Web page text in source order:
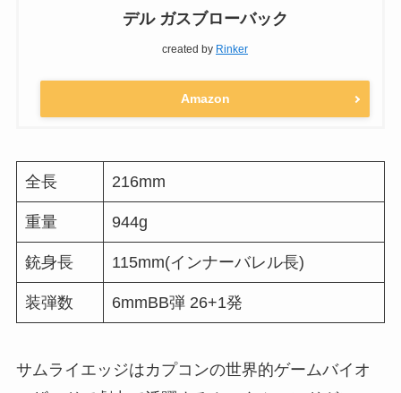
デル ガスブローバック
created by Rinker
Amazon
全長 216mm
重量 944g
銃身長 115mm(インナーバレル長)
装弾数 6mmBB弾 26+1発
サムライエッジはカプコンの世界的ゲームバイオ